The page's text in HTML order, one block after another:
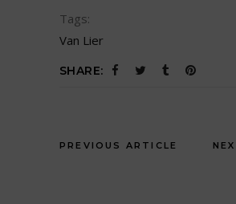
Tags:
Van Lier
SHARE:
PREVIOUS ARTICLE